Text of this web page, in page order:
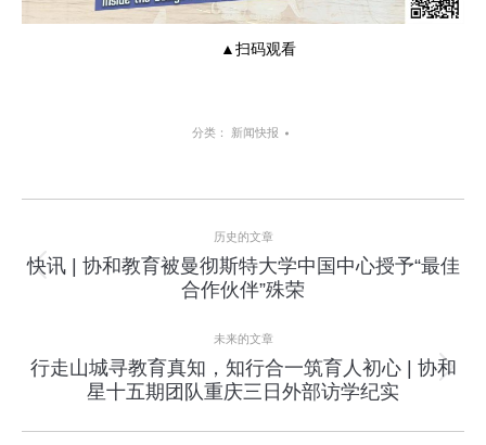
▲扫码观看
分类： 新闻快报
目
航
历史的文章
上
一
项
目：
快讯 | 协和教育被曼彻斯特大学中国中心授予“最佳
合作伙伴”殊荣
未来的文章
下
一
行走山城寻教育真知，知行合一筑育人初心 | 协和
星十五期团队重庆三日外部访学纪实